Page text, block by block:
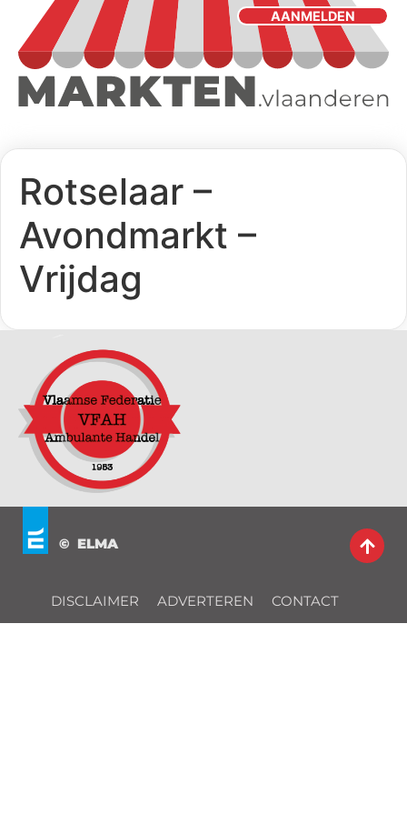
AANMELDEN
Rotselaar –
Avondmarkt –
Vrijdag
© ELMA
DISCLAIMER ADVERTEREN CONTACT